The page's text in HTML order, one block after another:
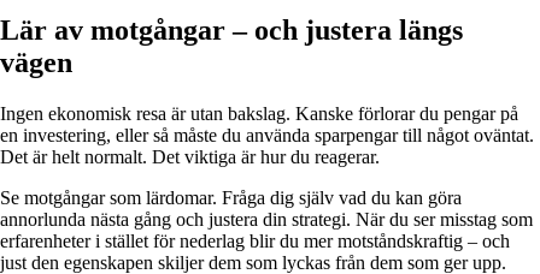
Lär av motgångar – och justera längs
vägen
Ingen ekonomisk resa är utan bakslag. Kanske förlorar du pengar på
en investering, eller så måste du använda sparpengar till något oväntat.
Det är helt normalt. Det viktiga är hur du reagerar.
Se motgångar som lärdomar. Fråga dig själv vad du kan göra
annorlunda nästa gång och justera din strategi. När du ser misstag som
erfarenheter i stället för nederlag blir du mer motståndskraftig – och
just den egenskapen skiljer dem som lyckas från dem som ger upp.